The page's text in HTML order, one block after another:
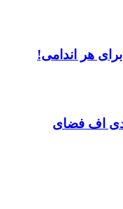
هر اندامی!
دی اف فضای